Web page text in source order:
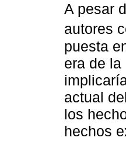
A pesar
autores
puesta
era de la
actual
los
hechos